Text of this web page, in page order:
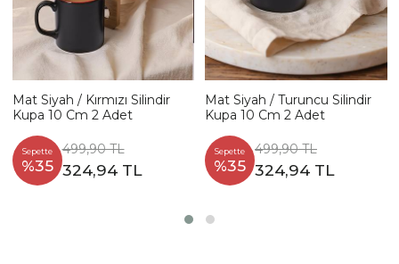
Mat Siyah / Kırmızı Silindir
Kupa 10 Cm 2 Adet
Sepette
%35
499,90 TL
324,94 TL
Mat Siyah / Turuncu Silindir
Kupa 10 Cm 2 Adet
Sepette
%35
499,90 TL
324,94 TL